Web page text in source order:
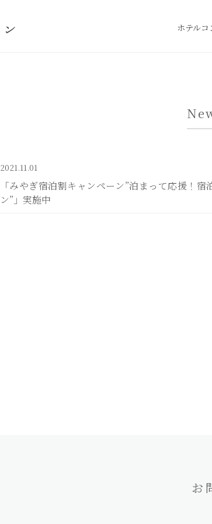
ホテルコ
2021.11.01
「みやぎ宿泊割キャンペーン”泊まって応援！
ン”」実施中
お